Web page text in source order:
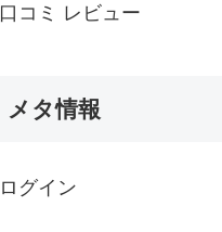
口コミ レビュー
メタ情報
ログイン